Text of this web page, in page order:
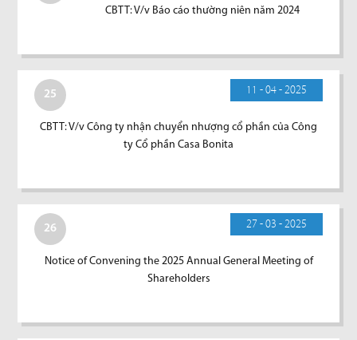
CBTT: V/v Báo cáo thường niên năm 2024
25 11 - 04 - 2025
CBTT: V/v Công ty nhận chuyển nhượng cổ phần của Công
ty Cổ phần Casa Bonita
26 27 - 03 - 2025
Notice of Convening the 2025 Annual General Meeting of
Shareholders